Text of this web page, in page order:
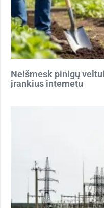
Neišmesk pinigų
įrankius internetu